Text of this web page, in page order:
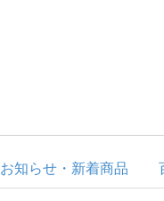
お知らせ・新着商品